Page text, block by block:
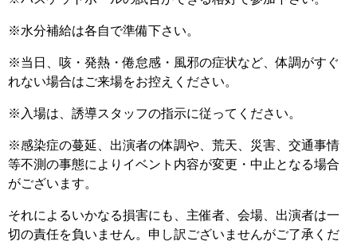
※水分補給は各自で準備下さい。
※当日、咳・発熱・倦怠感・風邪の症状など、体調がすぐ
れない場合はご来場をお控えください。
※入場は、誘導スタッフの指示に従ってください。
※感染症の蔓延、出演者の体調や、荒天、災害、交通事情
等不測の事態によりイベント内容が変更・中止となる場合
がございます。
それによるいかなる損害にも、主催者、会場、出演者は一
切の責任を負いません。申し訳ございませんがご了承くだ